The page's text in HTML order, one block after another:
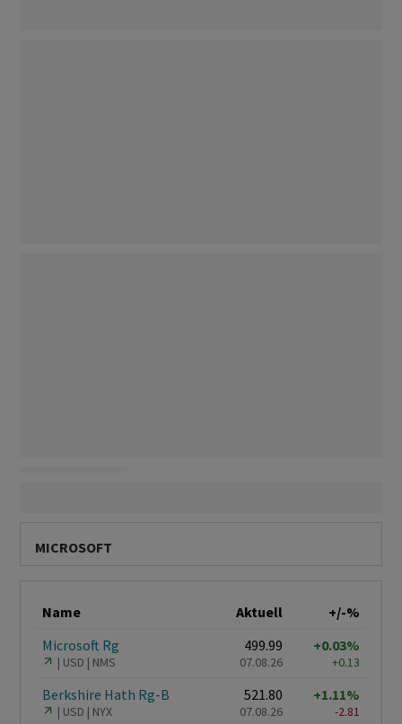
MICROSOFT
Name Aktuell
+/-%
Microsoft Rg
USD NMS
499.99
07.08.26
+0.03%
+0.13
Berkshire Hath Rg-B
USD NYX
521.80
07.08.26
+1.11%
-2.81